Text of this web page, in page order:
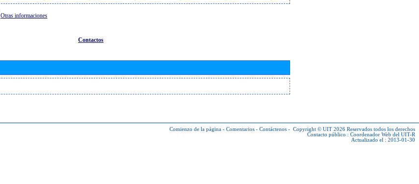
Otras informaciones
Contactos
Comienzo de la página - Comentarios - Contáctenos - Copyright © UIT 2026 Reservados todos los derechos
Contacto público : Coordenador Web del UIT-R
Actualizado el : 2013-01-30